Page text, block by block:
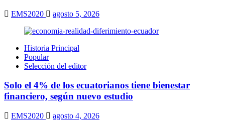
EMS2020 agosto 5, 2026
Historia Principal
Popular
Selección del editor
Solo el 4% de los ecuatorianos tiene bienestar
financiero, según nuevo estudio
EMS2020 agosto 4, 2026